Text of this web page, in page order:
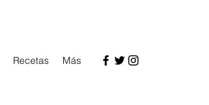
Recetas Más